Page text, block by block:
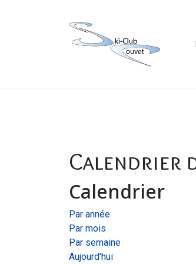
Calendrier
Calendrier
Par année
Par mois
Par semaine
Aujourd'hui